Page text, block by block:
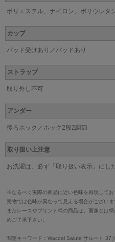
ポリエステル、ナイロン、ポリウレタ
カップ
パッド受けあり／パッドあり
ストラップ
取り外し不可
アンダー
後ろホック／ホック2段2調節
取り扱い上注意
お洗濯は、必ず「取り扱い表示」にし
※なるべく実際の商品に近い色味を再現して
実物では色味が異なって見える場合がございま
またレースやプリント柄の商品は、画像とは
めご了承下さい。
関連キーワード：Wacoal Salute サルート 37